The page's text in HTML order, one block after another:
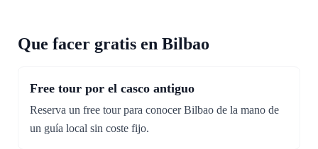
Que facer gratis en Bilbao
Free tour por el casco antiguo
Reserva un free tour para conocer Bilbao de la mano de
un guía local sin coste fijo.